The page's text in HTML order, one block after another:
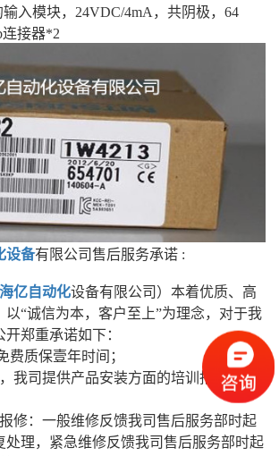
输入模块，24VDC/4mA，共阴极，64
连接器*2
设备有限公司售后服务承诺 :
海亿自动化设备有限公司）本着优质、高
以“诚信为本，客户至上”为理念，对于我
郑重承诺如下：
费质保壹年时间；
我司提供产品安装方面的培训指导及咨
修：一般维修反馈我司售后服务部时起
处理，紧急维修反馈我司售后服务部时起